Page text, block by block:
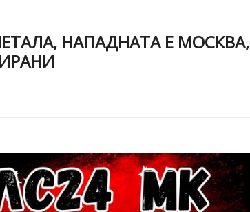
НАПАДНАТА Е МОСКВА,